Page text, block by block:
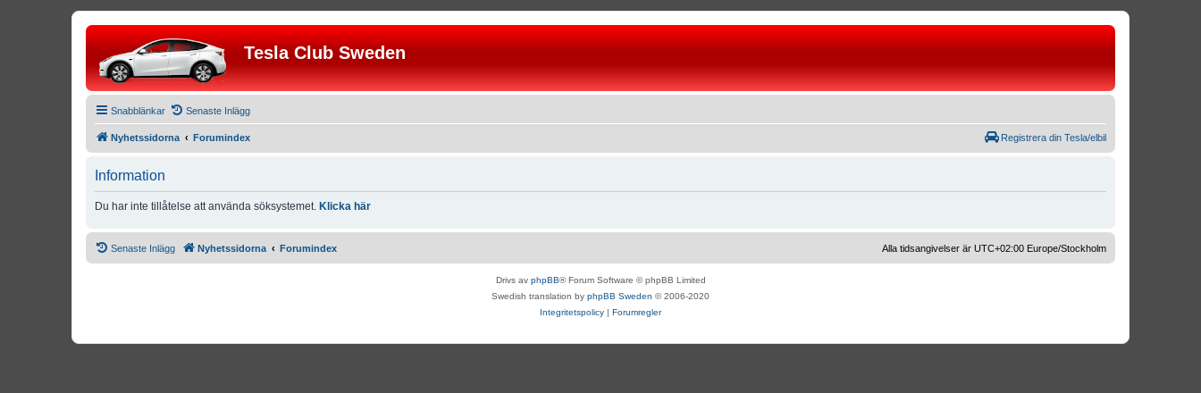
Tesla Club Sweden
Snabblänkar Senaste Inlägg
Nyhetssidorna Forumindex Registrera din Tesla/elbil
Information
Du har inte tillåtelse att använda söksystemet. Klicka här
Senaste Inlägg Nyhetssidorna Forumindex Alla tidsangivelser är UTC+02:00 Europe/Stockholm
Drivs av phpBB® Forum Software © phpBB Limited
Swedish translation by phpBB Sweden © 2006-2020
Integritetspolicy | Forumregler